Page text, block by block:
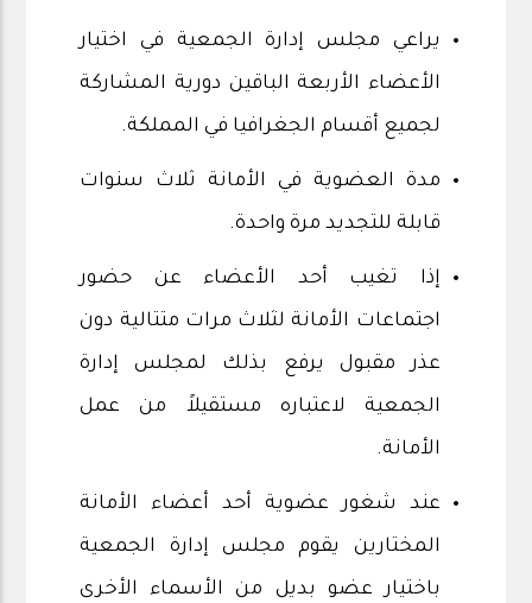
يراعي مجلس إدارة الجمعية في اختيار
الأعضاء الأربعة الباقين دورية المشاركة
لجميع أقسام الجغرافيا في المملكة.
مدة العضوية في الأمانة ثلاث سنوات
قابلة للتجديد مرة واحدة.
إذا تغيب أحد الأعضاء عن حضور
اجتماعات الأمانة لثلاث مرات متتالية دون
عذر مقبول يرفع بذلك لمجلس إدارة
الجمعية لاعتباره مستقيلاً من عمل
الأمانة.
عند شغور عضوية أحد أعضاء الأمانة
المختارين يقوم مجلس إدارة الجمعية
باختيار عضو بديل من الأسماء الأخرى